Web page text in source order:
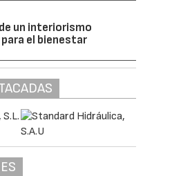
un interiorismo
el bienestar